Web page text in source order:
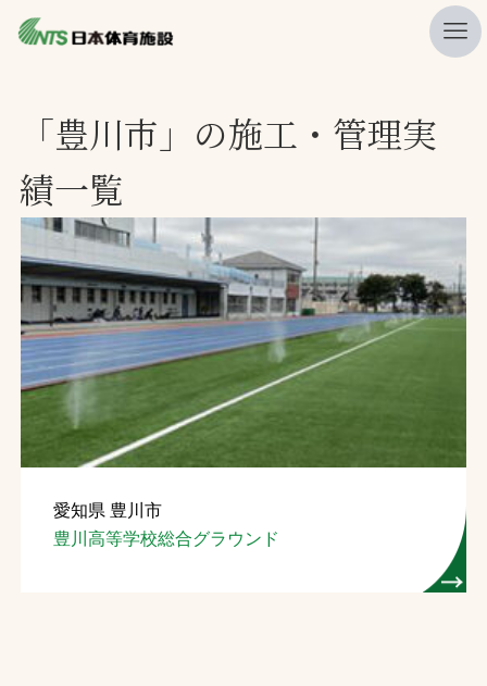
ニュース
プレスリリース
レポート
製品・サービス一覧
施工・管理実績一覧
会社概要
採用情報
検索
お問合せ
「豊川市」の施工・管理実
績一覧
愛知県 豊川市
豊川高等学校総合グラウンド